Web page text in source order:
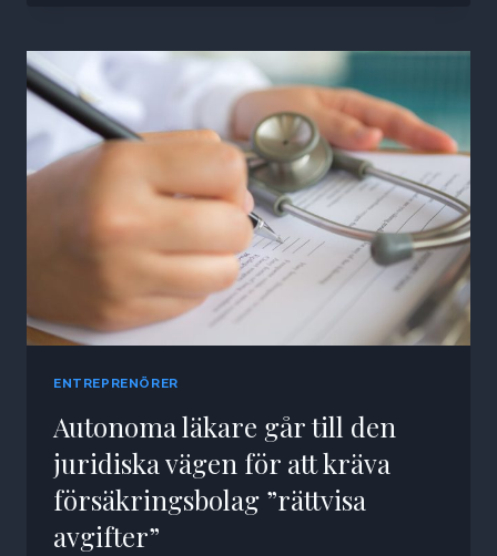
ENTREPRENÖRER
Autonoma läkare går till den
juridiska vägen för att kräva
försäkringsbolag ”rättvisa
avgifter”